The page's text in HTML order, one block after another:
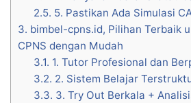
2.5. 5. Pastikan Ada Simulasi
3. bimbel-cpns.id, Pilihan Terbaik
CPNS dengan Mudah
3.1. 1. Tutor Profesional dan
3.2. 2. Sistem Belajar
3.3. 3. Try Out Berkala +